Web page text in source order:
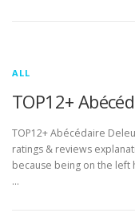
ALL
TOP12+
TOP12+ Abécédaire
ratings & reviews
because being on the
…